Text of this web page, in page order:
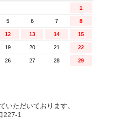
いただいております。
227-1